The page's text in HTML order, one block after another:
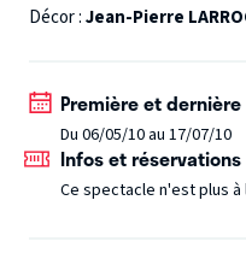
1 film, 13 tranches de vie,
Décor :Jean-Pierre
Première et dernière
Du 06/05/10 au 17/07/10
Infos et réservations
Ce spectacle n'est plus à